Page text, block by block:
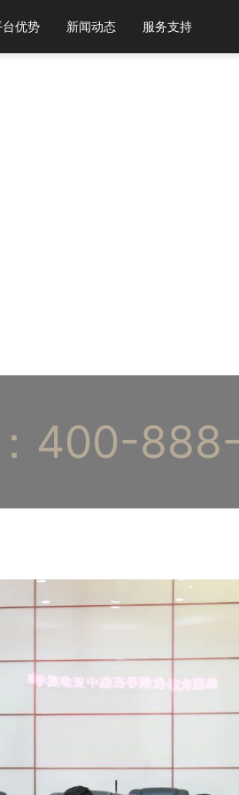
Chrome 31+ 谷歌浏览器 Firefox 30+ 火狐
台优势 新闻动态 服务支持
400-